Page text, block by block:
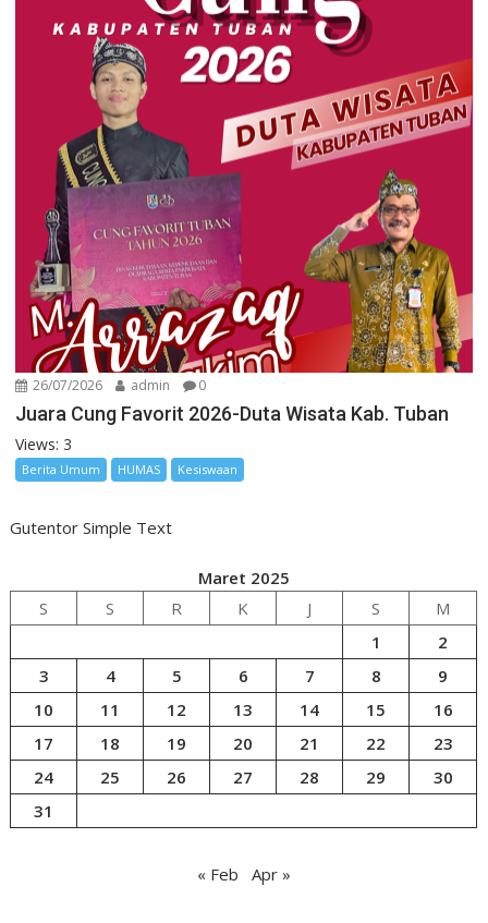
26/07/2026 admin 0
Juara Cung Favorit 2026-Duta Wisata Kab. Tuban
Views: 3
Berita Umum HUMAS Kesiswaan
Gutentor Simple Text
Maret 2025
S
S R K J S
M
1
2
3
4 5 6 7 8
9
10
11 12 13 14 15
16
17
18 19 20 21 22
23
24
25 26 27 28 29
30
31
« Feb Apr »